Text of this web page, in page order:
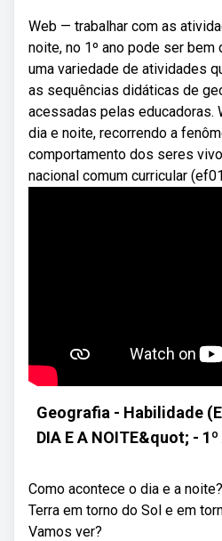
Web — trabalhar com as
noite, no 1º ano pode ser
uma variedade de atividades
as sequências didáticas de
acessadas pelas educadoras.
dia e noite, recorrendo a
comportamento dos seres
nacional comum curricular
Geografia - Habilidade
DIA E A NOITE&quot; -
Como acontece o dia e a
Terra em torno do Sol e em
Vamos ver?